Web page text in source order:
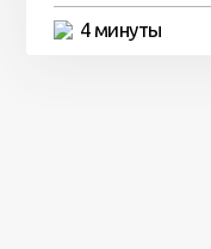
4 минуты